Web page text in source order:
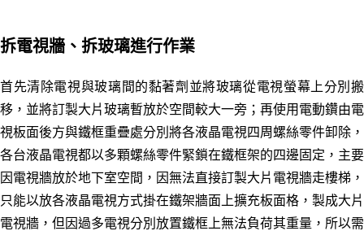
拆電視牆、拆玻璃進行作業
首先清除電視與玻璃間的黏著劑並將玻璃從電視螢幕上分別搬
移，並將訂製大片玻璃暫放於空間較大一旁；再使用電動鑽由電
視板面後方與鐵框重疊處分別將各液晶電視四周 螺絲零件卸除，
各台液晶電視都以多顆螺絲零件緊鎖在鐵框架的四邊固定，主要
因電視牆放於地下室空間 ， 因無法直接訂製大片電視牆走樓梯 ，
只能以放各液晶電視方式掛在鐵架牆面上擴充板面格 ，製成大片
電視牆 ，但因過多電視分別放置鐵框上無法負荷其重量，所以需